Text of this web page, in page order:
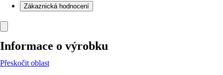
Zákaznická hodnocení
Informace o výrobku
Přeskočit oblast